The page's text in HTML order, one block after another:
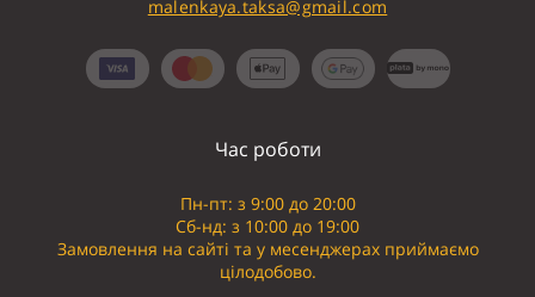
malenkaya.taksa@gmail.com
Час роботи
Пн-пт: з 9:00 до 20:00
Сб-нд: з 10:00 до 19:00
Замовлення на сайті та у месенджерах приймаємо
цілодобово.